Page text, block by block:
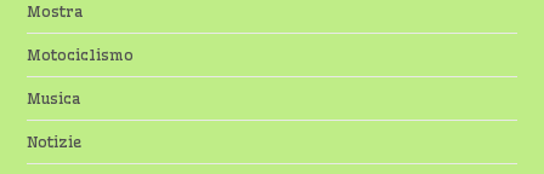
Mostra
Motociclismo
Musica
Notizie